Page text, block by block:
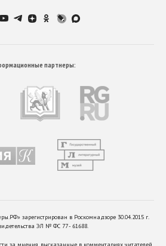
партнеры:
зарегистрирован в Роскомнадзоре 30.04.2015 г.
ЭЛ № ФС 77 - 61688.